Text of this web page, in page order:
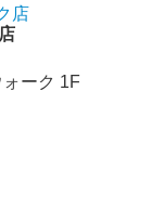
ーク 1F